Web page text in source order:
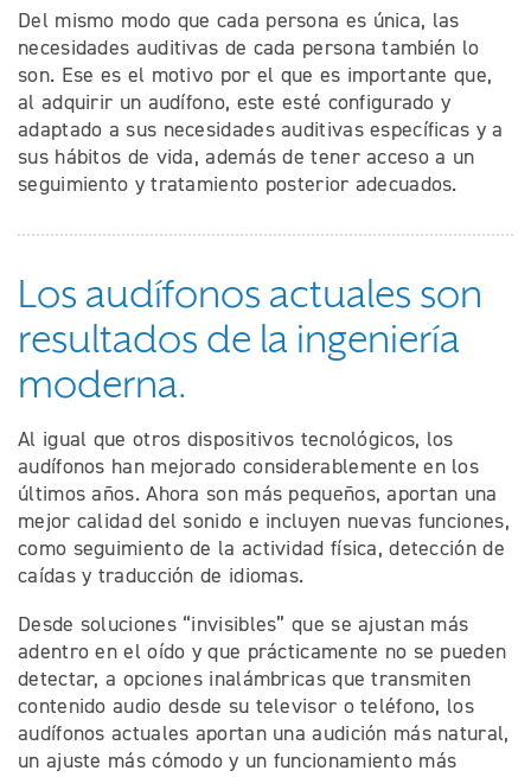
Del mismo modo que cada persona es única, las
necesidades auditivas de cada persona también lo
son. Ese es el motivo por el que es importante que,
al adquirir un audífono, este esté configurado y
adaptado a sus necesidades auditivas específicas y a
sus hábitos de vida, además de tener acceso a un
seguimiento y tratamiento posterior adecuados.
Los audífonos actuales son
resultados de la ingeniería
moderna.
Al igual que otros dispositivos tecnológicos, los
audífonos han mejorado considerablemente en los
últimos años. Ahora son más pequeños, aportan una
mejor calidad del sonido e incluyen nuevas funciones,
como seguimiento de la actividad física, detección de
caídas y traducción de idiomas.
Desde soluciones “invisibles” que se ajustan más
adentro en el oído y que prácticamente no se pueden
detectar, a opciones inalámbricas que transmiten
contenido audio desde su televisor o teléfono, los
audífonos actuales aportan una audición más natural,
un ajuste más cómodo y un funcionamiento más